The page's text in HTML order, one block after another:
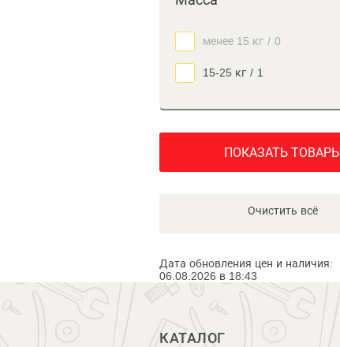
менее 15 кг / 0
15-25 кг / 1
ПОКАЗАТЬ ТОВАРЫ
Очистить всё
Дата обновления цен и наличия:
06.08.2026 в 18:43
КАТАЛОГ